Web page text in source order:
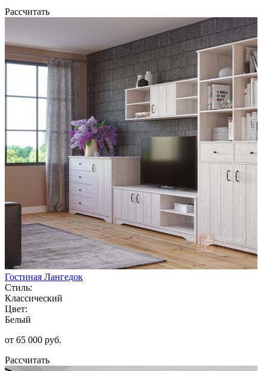
Рассчитать
Гостиная Лангедок
Стиль:
Классический
Цвет:
Белый
от 65 000 руб.
Рассчитать